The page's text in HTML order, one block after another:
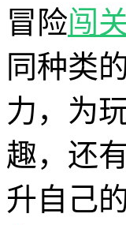
冒险闯
同种类
力，为
趣，还
升自己